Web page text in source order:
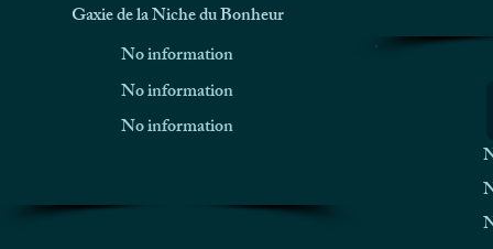
Gaxie de la Niche du Bonheur
No information
No information
No information